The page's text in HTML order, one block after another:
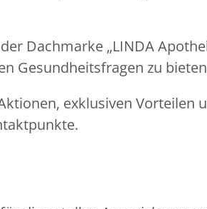
Dachmarke „LINDA
Gesundheitsfragen zu
exklusiven Vorteilen